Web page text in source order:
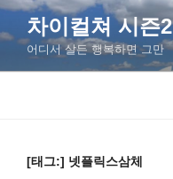
차이컬쳐 시즌2
어디서 살든 행복하면 그만
[태그:] 넷플릭스삼체